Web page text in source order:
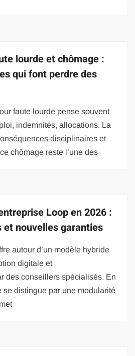
lourde et chômage :
qui font perdre des
faute lourde pense souvent
indemnités, allocations. La
disciplinaires et
chômage reste l’une des
Loop en 2026 :
nouvelles garanties
autour d’un modèle hybride
digitale et
des conseillers spécialisés. En
se distingue par une modularité